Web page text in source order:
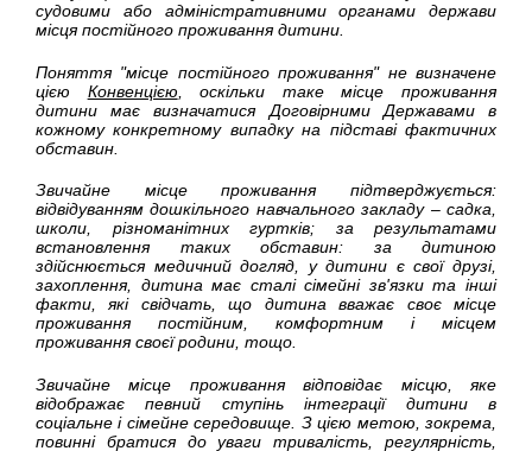
судовими або адміністративними органами держави
місця постійного проживання дитини.
Поняття "місце постійного проживання" не визначене
цією Конвенцією , оскільки таке місце проживання
дитини має визначатися Договірними Державами в
кожному конкретному випадку на підставі фактичних
обставин.
Звичайне місце проживання підтверджується:
відвідуванням дошкільного навчального закладу – садка,
школи, різноманітних гуртків; за результатами
встановлення таких обставин: за дитиною
здійснюється медичний догляд, у дитини є свої друзі,
захоплення, дитина має сталі сімейні зв'язки та інші
факти, які свідчать, що дитина вважає своє місце
проживання постійним, комфортним і місцем
проживання своєї родини, тощо.
Звичайне місце проживання відповідає місцю, яке
відображає певний ступінь інтеграції дитини в
соціальне і сімейне середовище. З цією метою, зокрема,
повинні братися до уваги тривалість, регулярність,